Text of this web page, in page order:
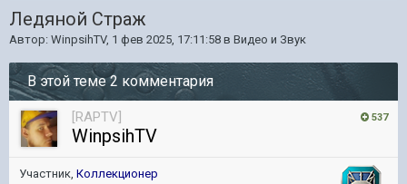
Ледяной Страж
Автор: WinpsihTV, 1 фев 2025, 17:11:58 в Видео и Звук
В этой теме 2 комментария
537
[RAPTV]
WinpsihTV
Участник, Коллекционер